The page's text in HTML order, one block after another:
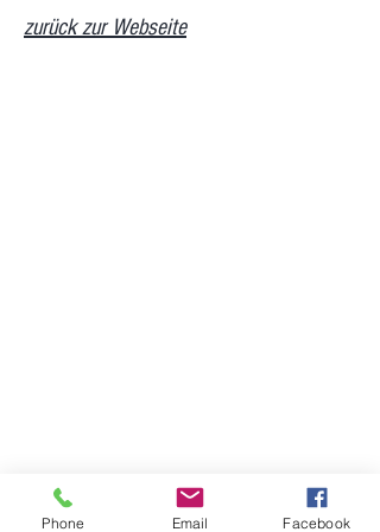
zurück zur Webseite
Phone Email Facebook